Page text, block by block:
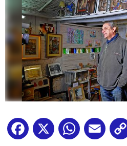
Facebook
X WhatsApp
Email